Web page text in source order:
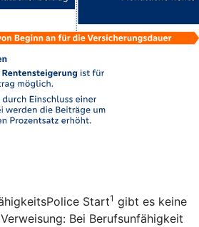
Start1 gibt es keine
Bei Berufsunfähigkeit